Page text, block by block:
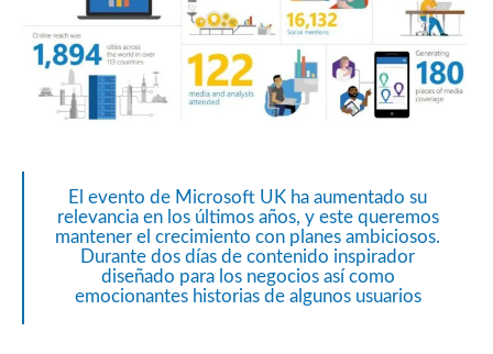
El evento de Microsoft UK ha aumentado su
relevancia en los últimos años, y este queremos
mantener el crecimiento con planes ambiciosos.
Durante dos días de contenido inspirador
diseñado para los negocios así como
emocionantes historias de algunos usuarios